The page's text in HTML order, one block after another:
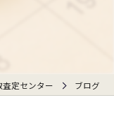
定センター ブログ